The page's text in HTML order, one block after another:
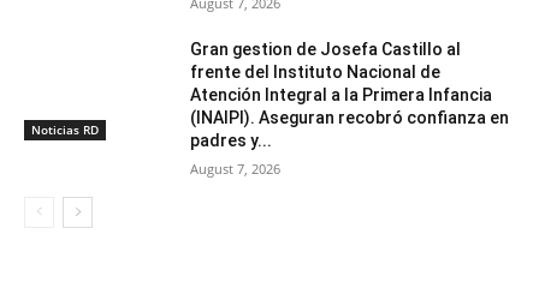
Noticias RD
Gran gestion de Josefa Castillo al
frente del Instituto Nacional de
Atención Integral a la Primera Infancia
(INAIPI). Aseguran recobró confianza en
padres y...
August 7, 2026